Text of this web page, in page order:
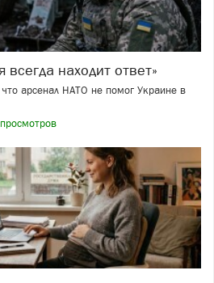
всегда находит ответ»
арсенал НАТО не помог Украине в